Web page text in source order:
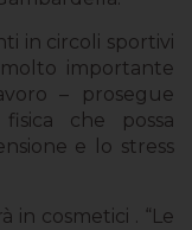
in circoli sportivi
importante
– prosegue
che possa
e lo stress
in cosmetici . “Le